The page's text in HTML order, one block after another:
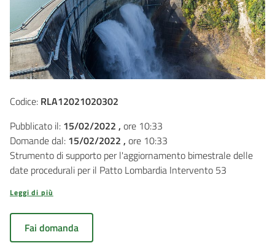
Codice: RLA12021020302
Pubblicato il: 15/02/2022 , ore 10:33
Domande dal: 15/02/2022 , ore 10:33
Strumento di supporto per l'aggiornamento bimestrale delle
date procedurali per il Patto Lombardia Intervento 53
Leggi di più
Fai domanda